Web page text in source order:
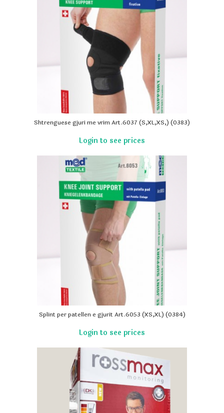
Shtrenguese gjuri me vrim Art.6037 (S,XL,XS,) (0383)
Splint per patellen e gjurit Art.6053 (XS,XL) (0384)